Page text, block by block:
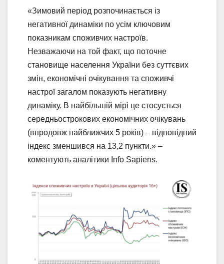
«Зимовий період розпочинається із
негативної динаміки по усім ключовим
показникам споживчих настроїв.
Незважаючи на той факт, що поточне
становище населення України без суттєвих
змін, економічні очікування та споживчі
настрої загалом показують негативну
динаміку. В найбільшій мірі це стосується
середньострокових економічних очікувань
(впродовж найближчих 5 років) – відповідний
індекс зменшився на 13,2 пункти.» –
коментують аналітики Info Sapiens.